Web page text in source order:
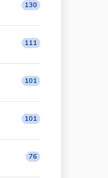
130
111
101
101
76